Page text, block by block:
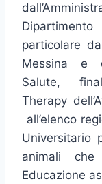
particolare
Messina e
Salute,
Therapy
all’elenco
Universitario
animali
Educazione